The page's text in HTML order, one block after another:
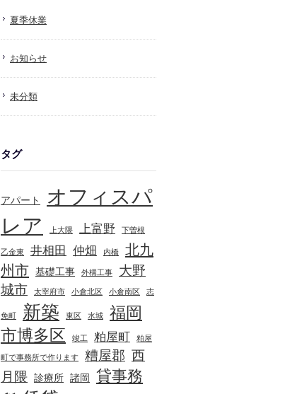
夏季休業
お知らせ
未分類
タグ
アパート
オフィスパ
レア
上大隈 上富野 下曽根
乙金東 井相田 仲畑 内橋
北九
州市 基礎工事 外構工事
大野
城市
太宰府市 小倉北区 小倉南区 志
免町 新築 東区 水城
福岡
市博多区
竣工 粕屋町 粕屋
町で事務所で作ります 糟屋郡 西
月隈 診療所 諸岡
貸事務